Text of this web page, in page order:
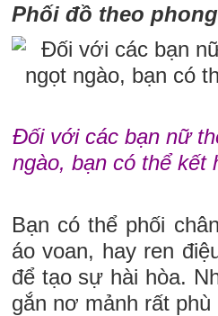
Phối đồ theo
Đối với các bạn nữ
ngào, bạn có thể kết
Bạn có thể phối
áo voan, hay ren
để tạo sự hài hòa.
gắn nơ mảnh rất